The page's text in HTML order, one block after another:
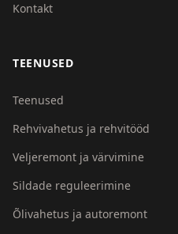
Kontakt
TEENUSED
Teenused
Rehvivahetus ja rehvitööd
Veljeremont ja värvimine
Sildade reguleerimine
Õlivahetus ja autoremont